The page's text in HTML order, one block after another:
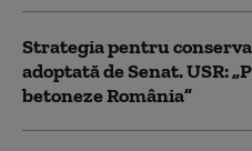
Strategia pentru
adoptată de Senat. USR:
betoneze România”